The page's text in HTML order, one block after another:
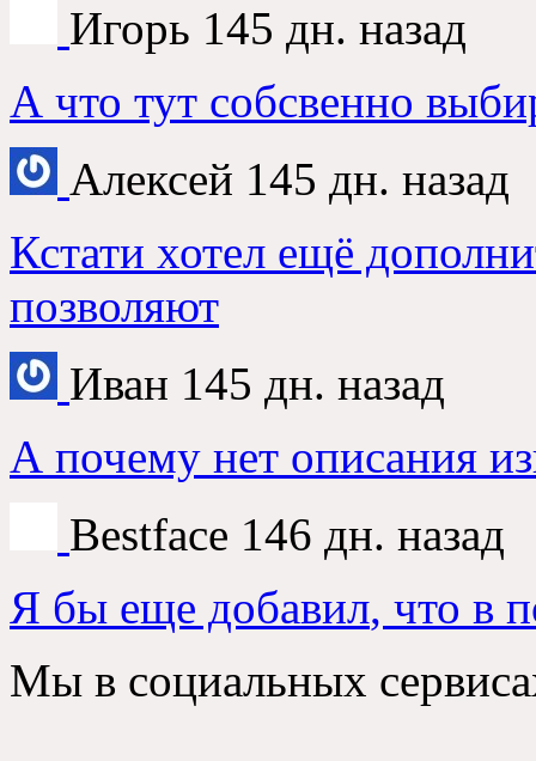
Игорь 145 дн. назад
А что тут собсвенно
Алексей 145 дн. назад
Кстати хотел ещё
позволяют
Иван 145 дн. назад
А почему нет описания
Bestface 146 дн. назад
Я бы еще добавил, что в
Мы в социальных